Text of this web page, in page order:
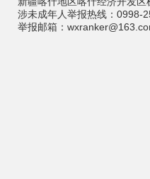
涉未成年人举报热线：0998-
举报邮箱：